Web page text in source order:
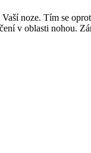
noze. Tím se
v oblasti nohou.